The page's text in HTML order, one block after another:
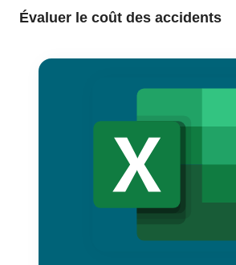
Évaluer le coût des accidents